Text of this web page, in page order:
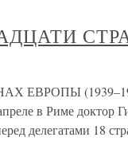
в Риме доктор
делегатами 18